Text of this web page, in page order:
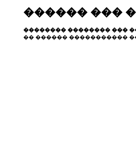
������ ���
�������� �������� ���
�� ������ �����������